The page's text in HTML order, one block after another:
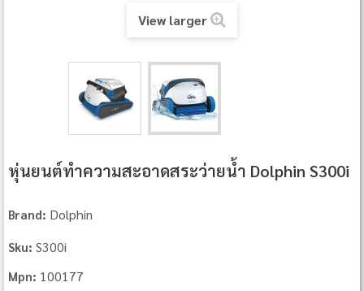
View larger
หุ่นยนต์ทำความสะอาดสระว่ายน้ำ Dolphin S300i
Brand: Dolphin
Sku: S300i
Mpn: 100177